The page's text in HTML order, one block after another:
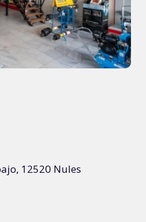
12520 Nules